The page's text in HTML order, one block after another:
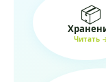
📦
Читать